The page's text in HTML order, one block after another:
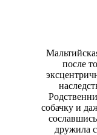
после
собачку и
дружила